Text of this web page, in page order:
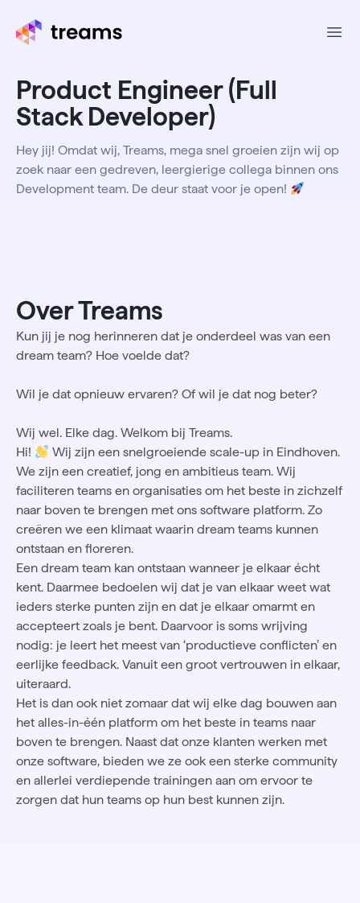
Product Engineer (Full
Stack Developer)
Hey jij! Omdat wij, Treams, mega snel groeien zijn wij op
zoek naar een gedreven, leergierige collega binnen ons
Development team. De deur staat voor je open!
Over Treams
Kun jij je nog herinneren dat je onderdeel was van een
dream team? Hoe voelde dat?
Wil je dat opnieuw ervaren? Of wil je dat nog beter?
Wij wel. Elke dag. Welkom bij Treams.
Hi!
Wij zijn een snelgroeiende scale-up in Eindhoven.
We zijn een creatief, jong en ambitieus team. Wij
faciliteren teams en organisaties om het beste in zichzelf
naar boven te brengen met ons software platform. Zo
creëren we een klimaat waarin dream teams kunnen
ontstaan en floreren.
Een dream team kan ontstaan wanneer je elkaar écht
kent. Daarmee bedoelen wij dat je van elkaar weet wat
ieders sterke punten zijn en dat je elkaar omarmt en
accepteert zoals je bent. Daarvoor is soms wrijving
nodig: je leert het meest van ‘productieve conflicten’ en
eerlijke feedback. Vanuit een groot vertrouwen in elkaar,
uiteraard.
Het is dan ook niet zomaar dat wij elke dag bouwen aan
het alles-in-één platform om het beste in teams naar
boven te brengen. Naast dat onze klanten werken met
onze software, bieden we ze ook een sterke community
en allerlei verdiepende trainingen aan om ervoor te
zorgen dat hun teams op hun best kunnen zijn.